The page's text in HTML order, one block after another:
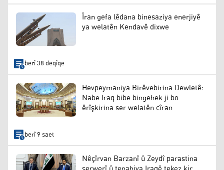
Îran gefa lêdana binesaziya enerjiyê
ya welatên Kendavê dixwe
berî 38 deqîqe
Hevpeymaniya Birêvebirina Dewletê:
Nabe Iraq bibe bingehek ji bo
êrîşkirina ser welatên cîran
berî 9 saet
Nêçîrvan Barzanî û Zeydî parastina